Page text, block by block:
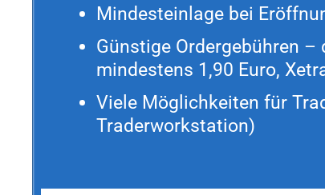
Mindesteinlage bei
Günstige Ordergebühren –
mindestens 1,90 Euro,
Viele Möglichkeiten für
Traderworkstation)